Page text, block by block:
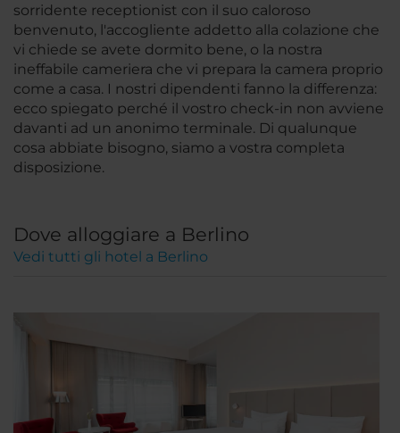
sorridente receptionist con il suo caloroso
benvenuto, l'accogliente addetto alla colazione che
vi chiede se avete dormito bene, o la nostra
ineffabile cameriera che vi prepara la camera proprio
come a casa. I nostri dipendenti fanno la differenza:
ecco spiegato perché il vostro check-in non avviene
davanti ad un anonimo terminale. Di qualunque
cosa abbiate bisogno, siamo a vostra completa
disposizione.
Dove alloggiare a Berlino
Vedi tutti gli hotel a Berlino